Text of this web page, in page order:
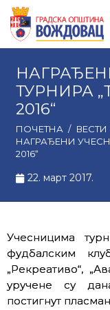
ТУРНИРА
2016“
ПОЧЕТНА / ВЕСТИ
НАГРАЂЕНИ
2016“
22. март 2017.
Учесницима
фудбалским
„Рекреативо“,
уручене су
постигнут